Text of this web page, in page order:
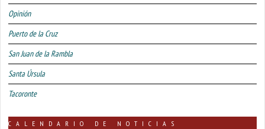
Opinión
Puerto de la Cruz
San Juan de la Rambla
Santa Úrsula
Tacoronte
CALENDARIO DE NOTICIAS